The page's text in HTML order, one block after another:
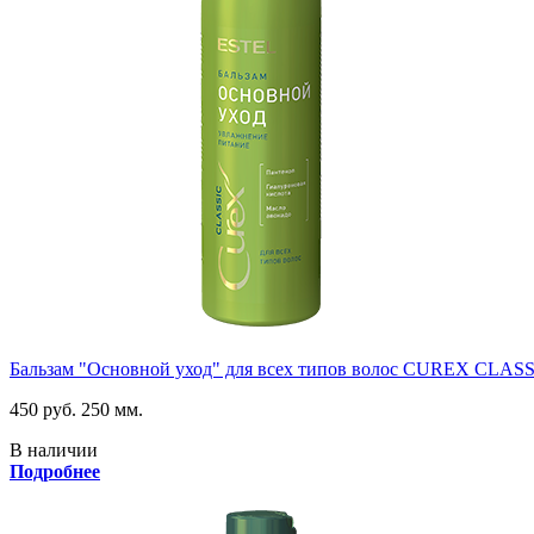
Бальзам "Основной уход" для всех типов волос CUREX
450 руб. 250 мм.
В наличии
Подробнее